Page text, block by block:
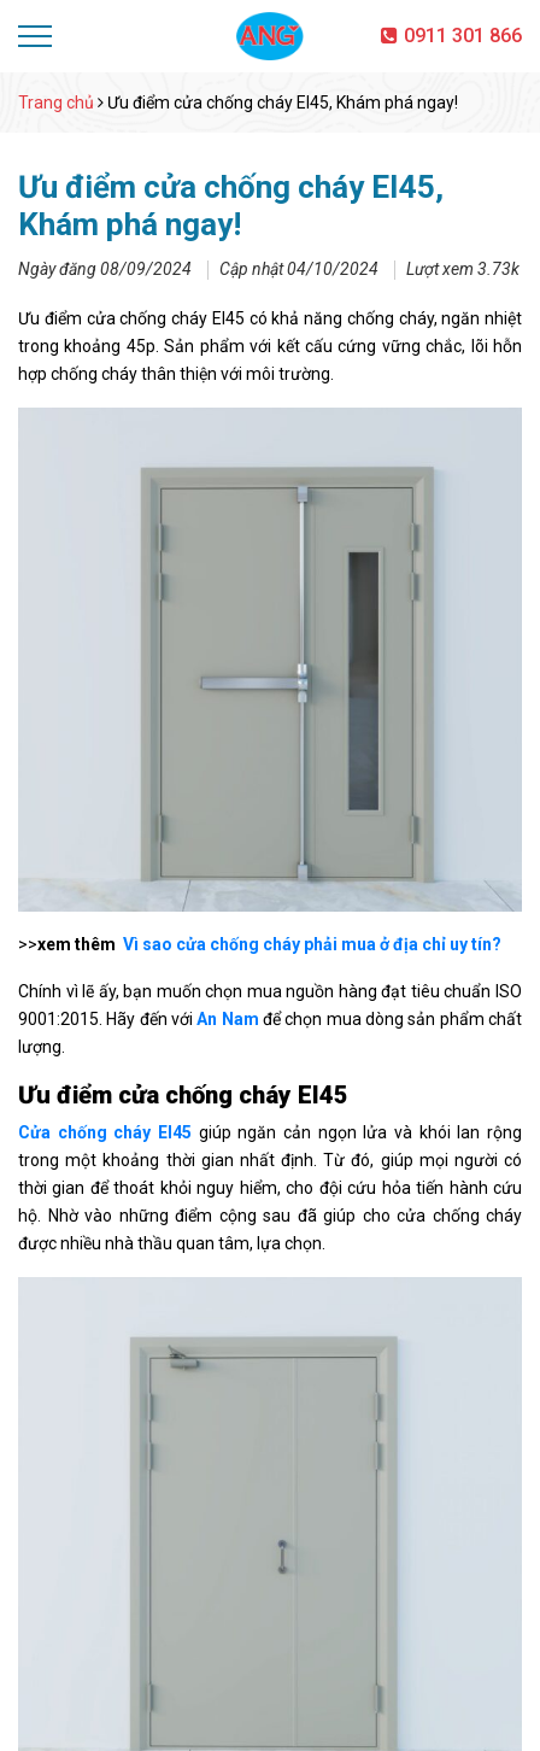
0911 301 866
Trang chủ Ưu điểm cửa chống cháy EI45, Khám phá ngay!
Ưu điểm cửa chống cháy EI45,
Khám phá ngay!
Ngày đăng 08/09/2024 Cập nhật 04/10/2024 Lượt xem 3.73k
Ưu điểm cửa chống cháy EI45 có khả năng chống cháy, ngăn nhiệt
trong khoảng 45p. Sản phẩm với kết cấu cứng vững chắc, lõi hỗn
hợp chống cháy thân thiện với môi trường.
>>xem thêm Vì sao cửa chống cháy phải mua ở địa chỉ uy tín?
Chính vì lẽ ấy, bạn muốn chọn mua nguồn hàng đạt tiêu chuẩn ISO
9001:2015. Hãy đến vớiAn Nam để chọn mua dòng sản phẩm chất
lượng.
Ưu điểm cửa chống cháy EI45
Cửa chống cháy EI45 giúp ngăn cản ngọn lửa và khói lan rộng
trong một khoảng thời gian nhất định. Từ đó, giúp mọi người có
thời gian để thoát khỏi nguy hiểm, cho đội cứu hỏa tiến hành cứu
hộ. Nhờ vào những điểm cộng sau đã giúp cho cửa chống cháy
được nhiều nhà thầu quan tâm, lựa chọn.